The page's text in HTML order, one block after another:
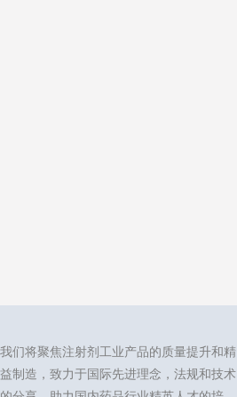
我们将聚焦注射剂工业产品的质量提升和精
益制造，致力于国际先进理念，法规和技术